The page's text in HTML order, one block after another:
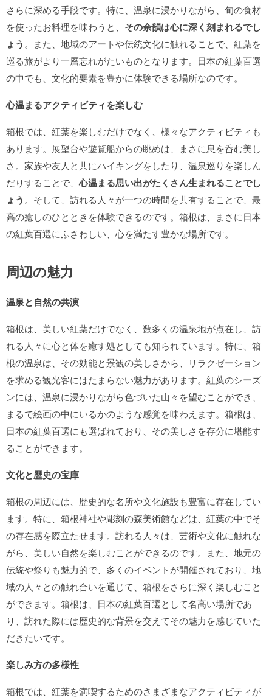
さらに深める手段です。特に、温泉に浸かりながら、旬の食材
を使ったお料理を味わうと、 その余韻は心に深く刻まれるでし
ょう 。また、地域のアートや伝統文化に触れることで、紅葉を
巡る旅がより一層忘れがたいものとなります。日本の紅葉百選
の中でも、文化的要素を豊かに体験できる場所なのです。
心温まるアクティビティを楽しむ
箱根では、紅葉を楽しむだけでなく、様々なアクティビティも
あります。展望台や遊覧船からの眺めは、まさに息を呑む美し
さ。家族や友人と共にハイキングをしたり、温泉巡りを楽しん
だりすることで、心温まる思い出がたくさん生まれることでし
ょう 。そして、訪れる人々が一つの時間を共有することで、最
高の癒しのひとときを体験できるのです。箱根は、まさに日本
の紅葉百選にふさわしい、心を満たす豊かな場所です。
周辺の魅力
温泉と自然の共演
箱根は、美しい紅葉だけでなく、数多くの温泉地が点在し、訪
れる人々に心と体を癒す処としても知られています。特に、箱
根の温泉は、その効能と景観の美しさから、リラクゼーション
を求める観光客にはたまらない魅力があります。紅葉のシーズ
ンには、温泉に浸かりながら色づいた山々を望むことができ、
まるで絵画の中にいるかのような感覚を味わえます。箱根は、
日本の紅葉百選にも選ばれており、その美しさを存分に堪能す
ることができます。
文化と歴史の宝庫
箱根の周辺には、歴史的な名所や文化施設も豊富に存在してい
ます。特に、箱根神社や彫刻の森美術館などは、紅葉の中でそ
の存在感を際立たせます。訪れる人々は、芸術や文化に触れな
がら、美しい自然を楽しむことができるのです。また、地元の
伝統や祭りも魅力的で、多くのイベントが開催されており、地
域の人々との触れ合いを通じて、箱根をさらに深く楽しむこと
ができます。箱根は、日本の紅葉百選として名高い場所であ
り、訪れた際には歴史的な背景を交えてその魅力を感じていた
だきたいです。
楽しみ方の多様性
箱根では、紅葉を満喫するためのさまざまなアクティビティが